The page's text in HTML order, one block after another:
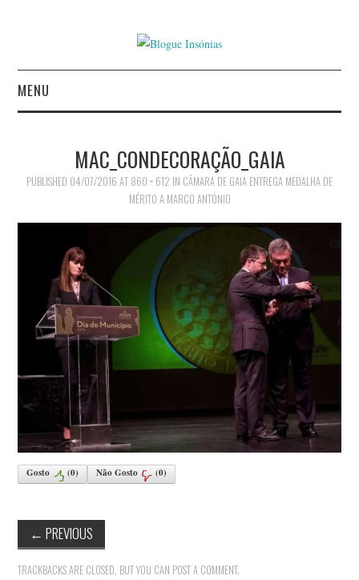
MENU
AUTORES
POLÍTICA DE
PRIVACIDADE
MAC_CONDECORAÇÃO_GAIA
PUBLISHED 04/07/2016 AT 860 × 612 IN CÂMARA DE GAIA ENTREGA MEDALHA DE
MÉRITO A MARCO ANTÓNIO
Gosto (0) Não Gosto (0)
← PREVIOUS
TRACKBACKS ARE CLOSED, BUT YOU CAN POST A COMMENT.